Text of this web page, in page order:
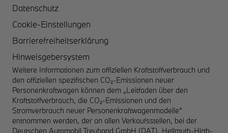
Datenschutz
Cookie-Einstellungen
Barrierefreiheitserklärung
Hinweisgebersystem
Weitere Informationen zum offiziellen Kraftstoffverbrauch und
den offiziellen spezifischen CO₂-Emissionen neuer
Personenkraftwagen können dem „Leitfaden über den
Kraftstoffverbrauch, die CO₂-Emissionen und den
Stromverbrauch neuer Personenkraftwagenmodelle“
entnommen werden, der an allen Verkaufsstellen, bei der
Deutschen Automobil Treuhand GmbH (DAT), Hellmuth-Hirth-